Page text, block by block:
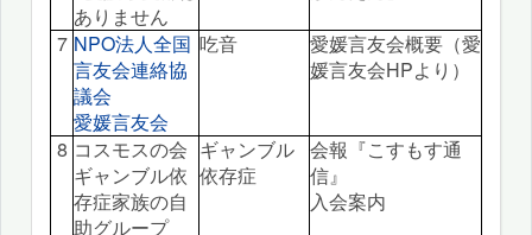
ありません
7 NPO法人全国
言友会連絡協
議会
愛媛言友会
吃音
愛媛言友会概要（愛
媛言友会HPより）
8 コスモスの会
ギャンブル依
存症家族の自
助グループ
ギャンブル
依存症
会報『こすもす通
信』
入会案内